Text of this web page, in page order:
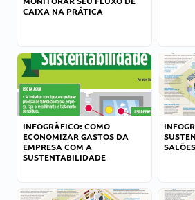
CAIXA NA PRÁTICA
INFOGRÁFICO: COMO
ECONOMIZAR GASTOS DA
EMPRESA COM A
SUSTENTABILIDADE